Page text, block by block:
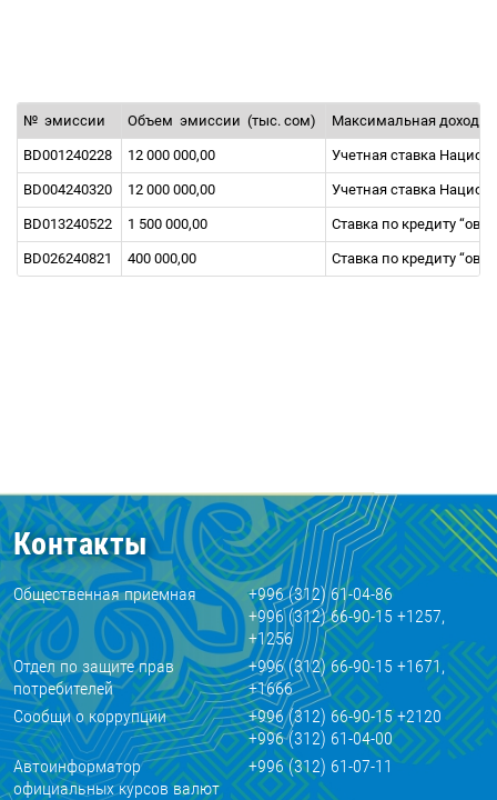
№ эмиссии Объем эмиссии (тыс. сом) Максимальная
BD001240228 12 000 000,00 Учетная ставка
BD004240320 12 000 000,00 Учетная ставка
BD013240522 1 500 000,00 Ставка по кредиту
BD026240821 400 000,00 Ставка по кредиту
Контакты
Общественная приемная
+996 (312) 61-04-86
+996 (312) 66-90-15 +1257,
+1256
Отдел по защите прав
потребителей
+996 (312) 66-90-15 +1671,
+1666
Сообщи о коррупции
+996 (312) 66-90-15 +2120
+996 (312) 61-04-00
Автоинформатор
официальных курсов валют
+996 (312) 61-07-11